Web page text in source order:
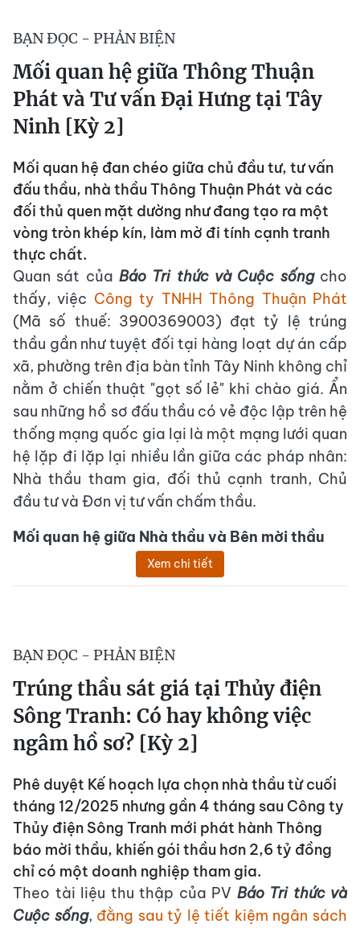
BẠN ĐỌC - PHẢN BIỆN
Mối quan hệ giữa Thông Thuận
Phát và Tư vấn Đại Hưng tại Tây
Ninh [Kỳ 2]
Mối quan hệ đan chéo giữa chủ đầu tư, tư vấn
đấu thầu, nhà thầu Thông Thuận Phát và các
đối thủ quen mặt dường như đang tạo ra một
vòng tròn khép kín, làm mờ đi tính cạnh tranh
thực chất.
Quan sát của Báo Tri thức và Cuộc sốngcho
thấy, việc Công ty TNHH Thông Thuận Phát
(Mã số thuế: 3900369003) đạt tỷ lệ trúng
thầu gần như tuyệt đối tại hàng loạt dự án cấp
xã, phường trên địa bàn tỉnh Tây Ninh không chỉ
nằm ở chiến thuật "gọt số lẻ" khi chào giá. Ẩn
sau những hồ sơ đấu thầu có vẻ độc lập trên hệ
thống mạng quốc gia lại là một mạng lưới quan
hệ lặp đi lặp lại nhiều lần giữa các pháp nhân:
Nhà thầu tham gia, đối thủ cạnh tranh, Chủ
đầu tư và Đơn vị tư vấn chấm thầu.
Mối quan hệ giữa Nhà thầu và Bên mời thầu
Xem chi tiết
BẠN ĐỌC - PHẢN BIỆN
Trúng thầu sát giá tại Thủy điện
Sông Tranh: Có hay không việc
ngâm hồ sơ? [Kỳ 2]
Phê duyệt Kế hoạch lựa chọn nhà thầu từ cuối
tháng 12/2025 nhưng gần 4 tháng sau Công ty
Thủy điện Sông Tranh mới phát hành Thông
báo mời thầu, khiến gói thầu hơn 2,6 tỷ đồng
chỉ có một doanh nghiệp tham gia.
Theo tài liệu thu thập của PV Báo Tri thức và
Cuộc sống, đằng sau tỷ lệ tiết kiệm ngân sách